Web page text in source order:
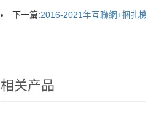
下一篇:2016-2021年互聯網+捆扎
相关产品